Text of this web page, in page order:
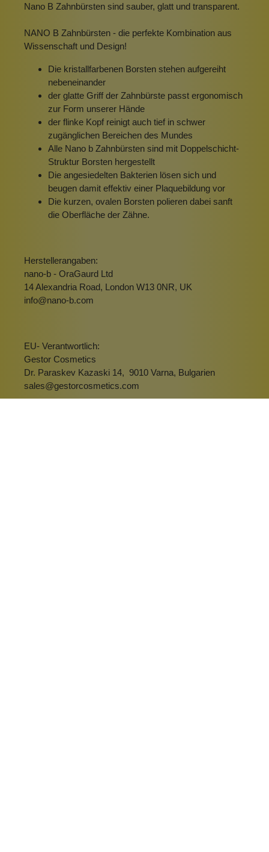
Nano B Zahnbürsten sind sauber, glatt und transparent.
NANO B Zahnbürsten - die perfekte Kombination aus
Wissenschaft und Design!
Die kristallfarbenen Borsten stehen aufgereiht
nebeneinander
der glatte Griff der Zahnbürste passt ergonomisch
zur Form unserer Hände
der flinke Kopf reinigt auch tief in schwer
zugänglichen Bereichen des Mundes
Alle Nano b Zahnbürsten sind mit Doppelschicht-
Struktur Borsten hergestellt
Die angesiedelten Bakterien lösen sich und
beugen damit effektiv einer Plaquebildung vor
Die kurzen, ovalen Borsten polieren dabei sanft
die Oberfläche der Zähne.
Herstellerangaben:
nano-b - OraGaurd Ltd
14 Alexandria Road, London W13 0NR, UK
info@nano-b.com
EU- Verantwortlich:
Gestor Cosmetics
Dr. Paraskev Kazaski 14, 9010 Varna, Bulgarien
sales@gestorcosmetics.com